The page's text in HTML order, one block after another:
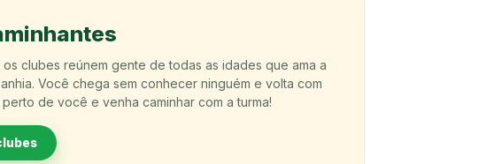
os clubes reúnem gente de todas as idades que ama a
Você chega sem conhecer ninguém e volta com
de você e venha caminhar com a turma!